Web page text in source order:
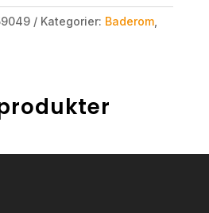
Kategorier: Baderom,